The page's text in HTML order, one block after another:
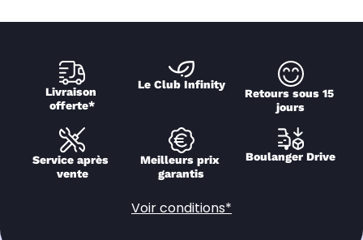
Livraison
offerte*
Le Club Infinity
Retours sous 15
jours
Service après
vente
Meilleurs prix
garantis
Boulanger Drive
Voir conditions*